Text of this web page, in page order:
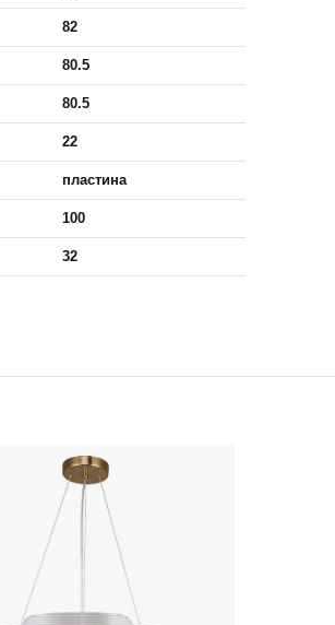
82
80.5
80.5
22
пластина
100
32